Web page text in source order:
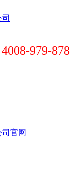
979-878